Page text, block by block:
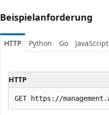
Beispielanforderung
HTTP Python Go JavaScript
HTTP